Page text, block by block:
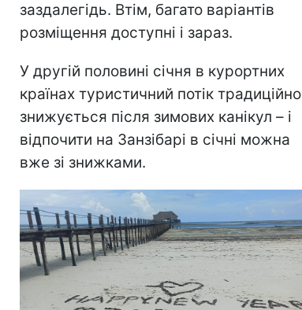
заздалегідь. Втім, багато варіантів
розміщення доступні і зараз.
У другій половині січня в курортних
країнах туристичний потік традиційно
знижується після зимових канікул – і
відпочити на Занзібарі в січні можна
вже зі знижками.